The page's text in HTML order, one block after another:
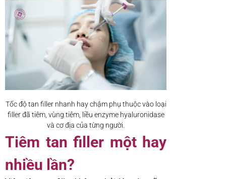
Tốc độ tan filler nhanh hay chậm phụ thuộc vào loại
filler đã tiêm, vùng tiêm, liều enzyme hyaluronidase
và cơ địa của từng người.
Tiêm tan filler một hay
nhiều lần?